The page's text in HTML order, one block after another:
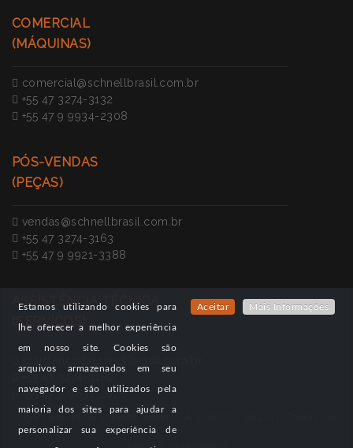
COMERCIAL
(MÁQUINAS)
comercial@schnellbrasil.com.br
+55 47 3274-3132
+55 47 9 9934-2308
PÓS-VENDAS
(PEÇAS)
vendas@schnellbrasil.com.br
+55 47 3274-3163
+55 47 9 9921-3388
ASSISTÊNCIA TÉCNICA
(SERVIÇOS)
+55 47 3274-3180
+55 47 9 9631-2626
COPYRIGHT © Schnell Brasil S.A | 2002 - 2026 | Todos os
Estamos utilizando cookies para
lhe oferecer a melhor experiência
em nosso site. Cookies são
arquivos armazenados em seu
navegador e são utilizados pela
maioria dos sites para ajudar a
personalizar sua experiência de
Aceitar Mais Informações